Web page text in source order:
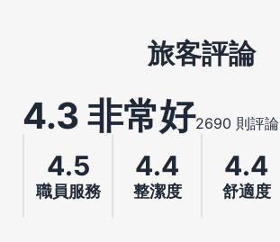
旅客評論
4.3 非常好2690 則評論
4.5
職員服務
4.4
整潔度
4.4
舒適度